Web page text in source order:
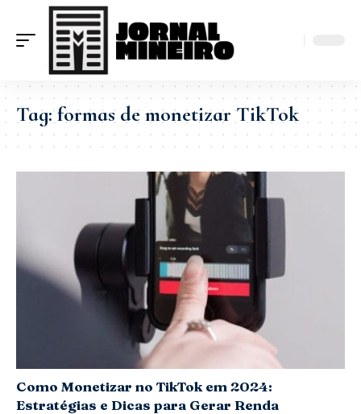
Tag:formas de monetizar TikTok
Como Monetizar no TikTok em 2024:
Estratégias e Dicas para Gerar Renda